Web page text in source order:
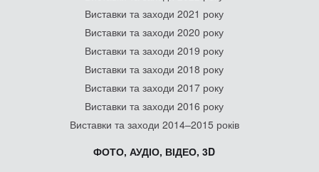
Виставки та заходи 2021 року
Виставки та заходи 2020 року
Виставки та заходи 2019 року
Виставки та заходи 2018 року
Виставки та заходи 2017 року
Виставки та заходи 2016 року
Виставки та заходи 2014–2015 років
ФОТО, АУДІО, ВІДЕО, 3D